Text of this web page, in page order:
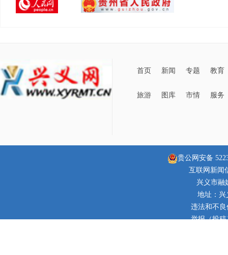
首页 新闻 专题 教育
旅游 图库 市情 服务
贵公网安备
互联网新闻
兴义市融
地址：兴
违法和不良
举报（投稿